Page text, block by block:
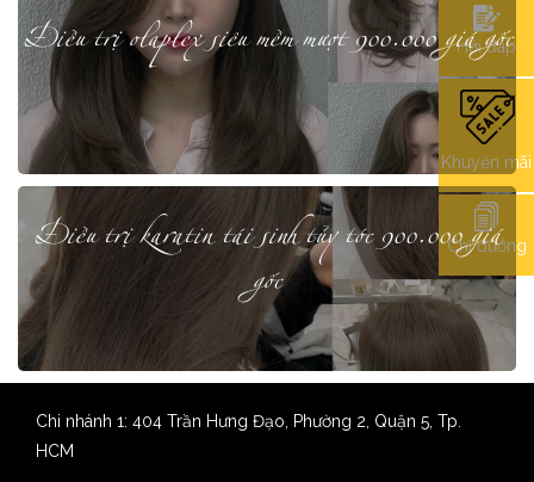
Điều trị olaplex siêu mềm mượt 900.000 giá gốc
Điều trị karatin tái sinh tủy tóc 900.000 giá
gốc
Chi nhánh 1: 404 Trần Hưng Đạo, Phường 2, Quận 5, Tp.
HCM
Hỏi đáp
Khuyến mãi
Chỉ đường